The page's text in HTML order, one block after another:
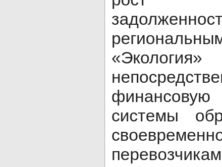
системы